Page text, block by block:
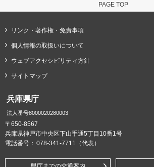
PAGE TOP
リンク・著作権・免責事項
個人情報の取扱いについて
ウェブアクセシビリティ方針
サイトマップ
兵庫県庁
法人番号8000020280003
〒650-8567
兵庫県神戸市中央区下山手通5丁目10番1号
電話番号： 078-341-7711（代表）